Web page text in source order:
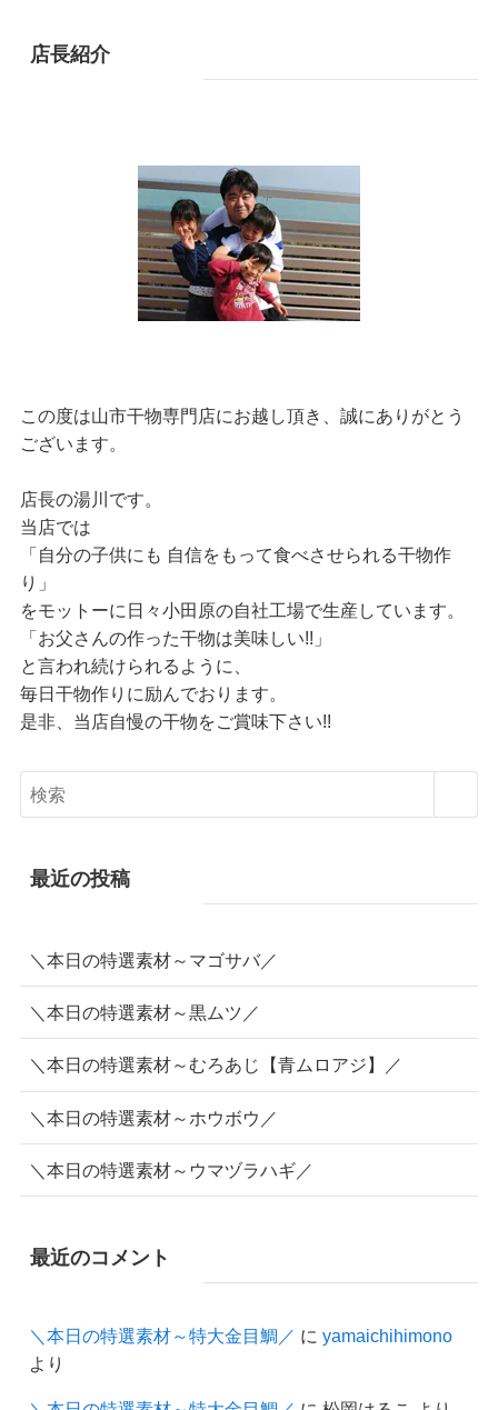
店長紹介
この度は山市干物専門店にお越し頂き、誠にありがとう
ございます。
店長の湯川です。
当店では
「自分の子供にも 自信をもって食べさせられる干物作
り」
をモットーに日々小田原の自社工場で生産しています。
「お父さんの作った干物は美味しい!!」
と言われ続けられるように、
毎日干物作りに励んでおります。
是非、当店自慢の干物をご賞味下さい!!
最近の投稿
＼本日の特選素材～マゴサバ／
＼本日の特選素材～黒ムツ／
＼本日の特選素材～むろあじ【青ムロアジ】／
＼本日の特選素材～ホウボウ／
＼本日の特選素材～ウマヅラハギ／
最近のコメント
＼本日の特選素材～特大金目鯛／ に yamaichihimono
より